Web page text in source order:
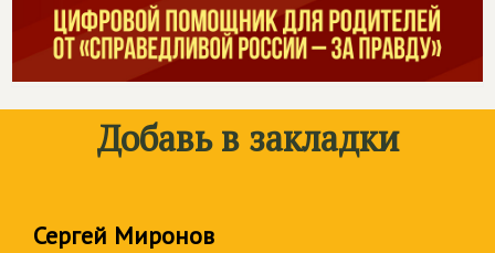
Добавь в закладки
Сергей Миронов